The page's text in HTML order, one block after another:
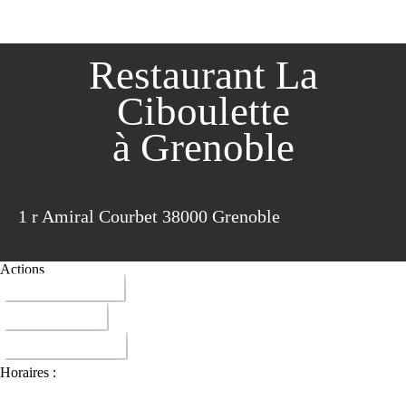
Restaurant La
Ciboulette
à Grenoble
1 r Amiral Courbet 38000 Grenoble
Actions
Horaires :